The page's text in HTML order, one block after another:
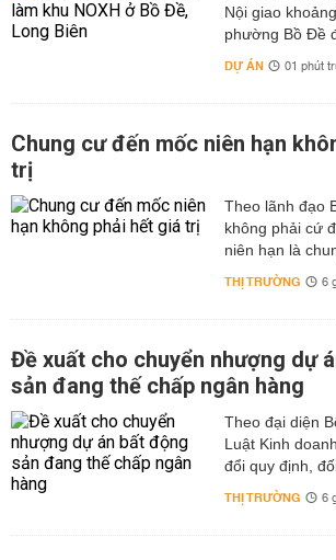
Nội giao
phường Bồ Đề
DỰ ÁN 01 phút
Chung cư đến mốc niên hạn
trị
Theo lãnh đạo
không phải cứ
niên hạn là
THỊ TRƯỜNG 6
Đề xuất cho chuyển nhượng dự
sản đang thế chấp ngân hàng
Theo đại diện
Luật Kinh
đổi quy định,
THỊ TRƯỜNG 6